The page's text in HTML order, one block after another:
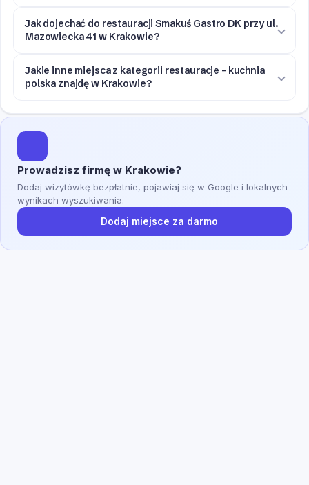
Jak dojechać do restauracji Smakuś Gastro DK przy ul.
Mazowiecka 41 w Krakowie?
Jakie inne miejsca z kategorii restauracje - kuchnia
polska znajdę w Krakowie?
Prowadzisz firmę w Krakowie?
Dodaj wizytówkę bezpłatnie, pojawiaj się w Google i lokalnych
wynikach wyszukiwania.
Dodaj miejsce za darmo